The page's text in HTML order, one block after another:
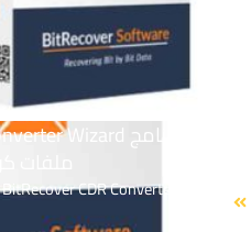
الاسم: BitRecover CDR Converter